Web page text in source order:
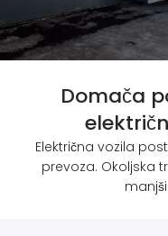
Domača
Električna vozila
prevoza. Okoljska